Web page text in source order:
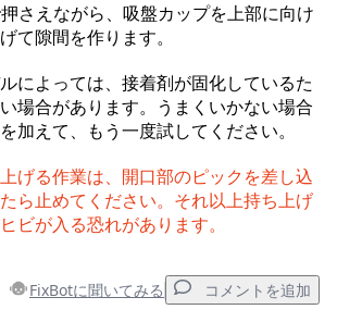
さえながら、吸盤カップを上部に向け
て隙間を作ります。
によっては、接着剤が固化しているた
場合があります。うまくいかない場合
加えて、もう一度試してください。
げる作業は、開口部のピックを差し込
ら止めてください。それ以上持ち上げ
ビが入る恐れがあります。
FixBotに聞いてみる コメントを追加